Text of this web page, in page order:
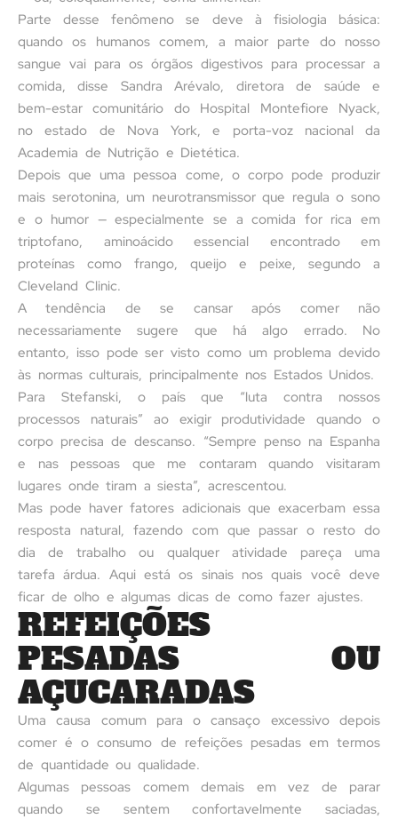
Parte desse fenômeno se deve à fisiologia básica:
quando os humanos comem, a maior parte do nosso
sangue vai para os órgãos digestivos para processar a
comida, disse Sandra Arévalo, diretora de saúde e
bem-estar comunitário do Hospital Montefiore Nyack,
no estado de Nova York, e porta-voz nacional da
Academia de Nutrição e Dietética.
Depois que uma pessoa come, o corpo pode produzir
mais serotonina, um neurotransmissor que regula o sono
e o humor — especialmente se a comida for rica em
triptofano, aminoácido essencial encontrado em
proteínas como frango, queijo e peixe, segundo a
Cleveland Clinic.
A tendência de se cansar após comer não
necessariamente sugere que há algo errado. No
entanto, isso pode ser visto como um problema devido
às normas culturais, principalmente nos Estados Unidos.
Para Stefanski, o país que “luta contra nossos
processos naturais” ao exigir produtividade quando o
corpo precisa de descanso. “Sempre penso na Espanha
e nas pessoas que me contaram quando visitaram
lugares onde tiram a siesta”, acrescentou.
Mas pode haver fatores adicionais que exacerbam essa
resposta natural, fazendo com que passar o resto do
dia de trabalho ou qualquer atividade pareça uma
tarefa árdua. Aqui está os sinais nos quais você deve
ficar de olho e algumas dicas de como fazer ajustes.
REFEIÇÕES
PESADAS OU
AÇUCARADAS
Uma causa comum para o cansaço excessivo depois
comer é o consumo de refeições pesadas em termos
de quantidade ou qualidade.
Algumas pessoas comem demais em vez de parar
quando se sentem confortavelmente saciadas,